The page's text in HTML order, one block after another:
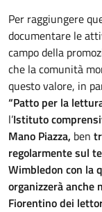
Per raggiungere
documentare le
campo della
che la comunità
questo valore, in
“Patto per la
l’Istituto
Mano Piazza, ben
regolarmente sul
Wimbledon con la
organizzerà anche
Fiorentino dei